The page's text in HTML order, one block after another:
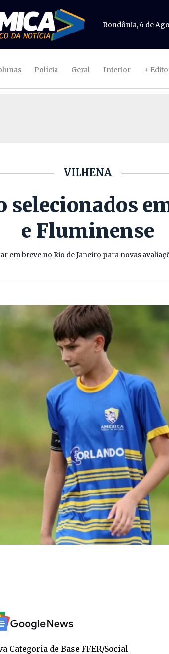
Rondônia, 6 de
Polícia Geral Interior +
VILHENA
selecionados
e Fluminense
em breve no Rio de Janeiro para novas
Categoria de Base FFER/Social